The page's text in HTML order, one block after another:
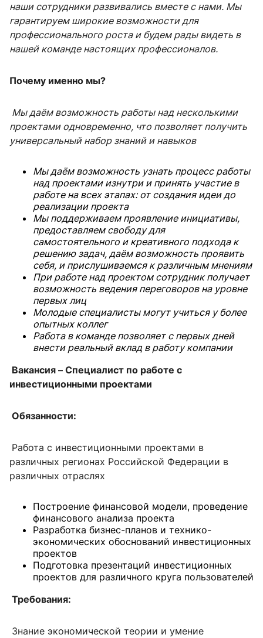
наши сотрудники развивались вместе с нами. Мы
гарантируем широкие возможности для
профессионального роста и будем рады видеть в
нашей команде настоящих профессионалов.
Почему именно мы?
Мы даём возможность работы над несколькими
проектами одновременно, что позволяет получить
универсальный набор знаний и навыков
Мы даём возможность узнать процесс работы
над проектами изнутри и принять участие в
работе на всех этапах: от создания идеи до
реализации проекта
Мы поддерживаем проявление инициативы,
предоставляем свободу для
самостоятельного и креативного подхода к
решению задач, даём возможность проявить
себя, и прислушиваемся к различным мнениям
При работе над проектом сотрудник получает
возможность ведения переговоров на уровне
первых лиц
Молодые специалисты могут учиться у более
опытных коллег
Работа в команде позволяет с первых дней
внести реальный вклад в работу компании
Вакансия – Специалист по работе с
инвестиционными проектами
Обязанности:
Работа с инвестиционными проектами в
различных регионах Российской Федерации в
различных отраслях
Построение финансовой модели, проведение
финансового анализа проекта
Разработка бизнес-планов и технико-
экономических обоснований инвестиционных
проектов
Подготовка презентаций инвестиционных
проектов для различного круга пользователей
Требования:
Знание экономической теории и умение